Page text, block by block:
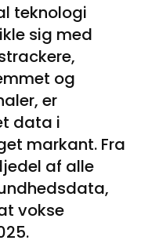
teknologi
sig med
og
er
data i
markant. Fra
af alle
vokse